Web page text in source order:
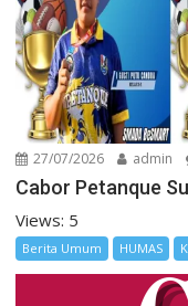
27/07/2026 admin
Cabor Petanque
Views: 5
Berita Umum HUMAS